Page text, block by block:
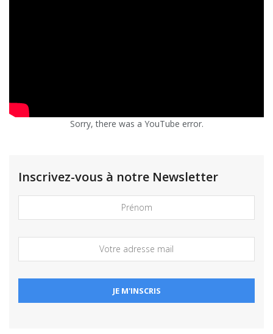
Sorry, there was a YouTube error.
Inscrivez-vous à notre Newsletter